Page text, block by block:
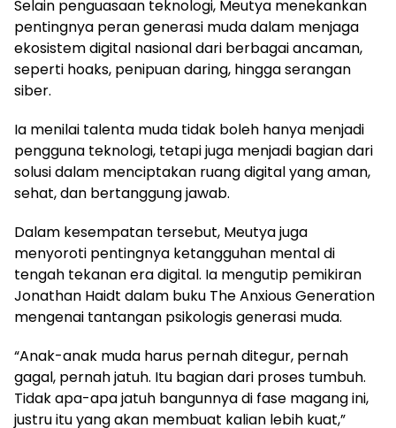
Selain penguasaan teknologi, Meutya menekankan
pentingnya peran generasi muda dalam menjaga
ekosistem digital nasional dari berbagai ancaman,
seperti hoaks, penipuan daring, hingga serangan
siber.
Ia menilai talenta muda tidak boleh hanya menjadi
pengguna teknologi, tetapi juga menjadi bagian dari
solusi dalam menciptakan ruang digital yang aman,
sehat, dan bertanggung jawab.
Dalam kesempatan tersebut, Meutya juga
menyoroti pentingnya ketangguhan mental di
tengah tekanan era digital. Ia mengutip pemikiran
Jonathan Haidt dalam buku The Anxious Generation
mengenai tantangan psikologis generasi muda.
“Anak-anak muda harus pernah ditegur, pernah
gagal, pernah jatuh. Itu bagian dari proses tumbuh.
Tidak apa-apa jatuh bangunnya di fase magang ini,
justru itu yang akan membuat kalian lebih kuat,”